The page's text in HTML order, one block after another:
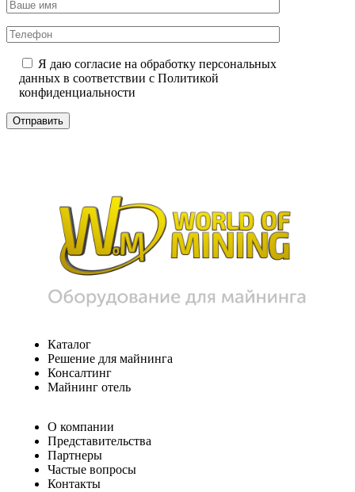
Я даю согласие на обработку персональных
данных в соответствии с Политикой
конфиденциальности
Каталог
Решение для майнинга
Консалтинг
Майнинг отель
О компании
Представительства
Партнеры
Частые вопросы
Контакты